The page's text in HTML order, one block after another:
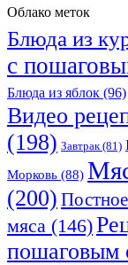
Облако меток
Блюда из
с
Блюда из яблок (96)
Видео
(198) Завтрак (81)
Морковь (88)
(200)
мяса (146)
пошаговым